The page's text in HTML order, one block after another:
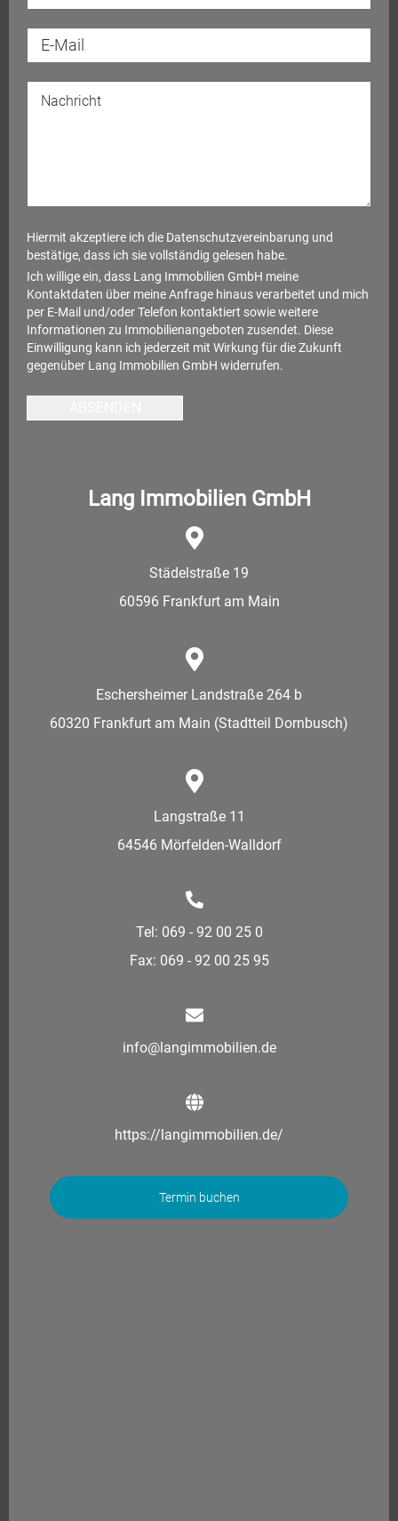
Hiermit akzeptiere ich die Datenschutzvereinbarung und
bestätige, dass ich sie vollständig gelesen habe.
Ich willige ein, dass Lang Immobilien GmbH meine
Kontaktdaten über meine Anfrage hinaus verarbeitet und mich
per E-Mail und/oder Telefon kontaktiert sowie weitere
Informationen zu Immobilienangeboten zusendet. Diese
Einwilligung kann ich jederzeit mit Wirkung für die Zukunft
gegenüber Lang Immobilien GmbH widerrufen.
Lang Immobilien GmbH
Städelstraße 19
60596 Frankfurt am Main
Eschersheimer Landstraße 264 b
60320 Frankfurt am Main (Stadtteil Dornbusch)
Langstraße 11
64546 Mörfelden-Walldorf
Tel: 069 - 92 00 25 0
Fax: 069 - 92 00 25 95
info@langimmobilien.de
https://langimmobilien.de/
Termin buchen